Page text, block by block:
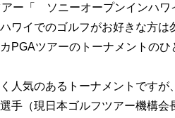
アー「 ソニーオープンインハ
ワイでのゴルフがお好きな方は
PGAツアーのトーナメントの
人気のあるトーナメントです
手（現日本ゴルフツアー機構会